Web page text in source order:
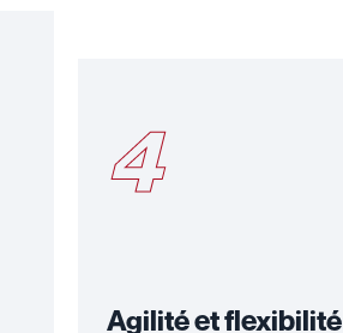
4
Agilité et flexibilité